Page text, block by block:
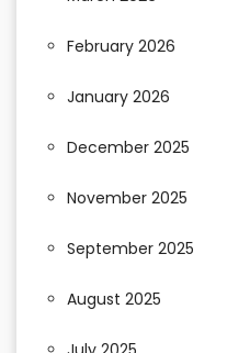
February 2026
January 2026
December 2025
November 2025
September 2025
August 2025